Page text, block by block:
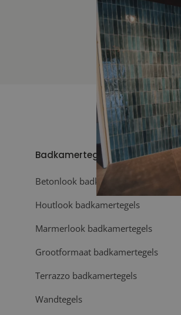
Badkamertegels
Betonlook badkamertegels
Houtlook badkamertegels
Marmerlook badkamertegels
Grootformaat badkamertegels
Terrazzo badkamertegels
Wandtegels